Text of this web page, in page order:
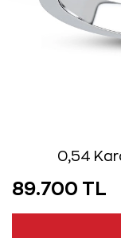
0,54
89.700 TL